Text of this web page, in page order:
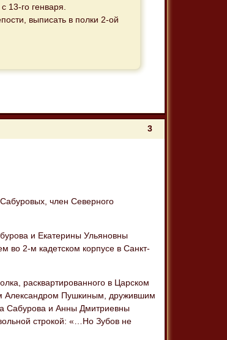
13-го генваря.
выписать в полки 2-ой
3
член Северного
и Екатерины Ульяновны
2-м кадетском корпусе в Санкт-
расквартированного в Царском
Александром Пушкиным, дружившим
Сабурова и Анны Дмитриевны
строкой: «…Но Зубов не